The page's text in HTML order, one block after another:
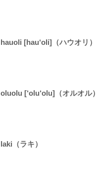
hauoli [hau‘oli]（ハウオリ）
oluolu [‘olu‘olu]（オルオル）
laki（ラキ）